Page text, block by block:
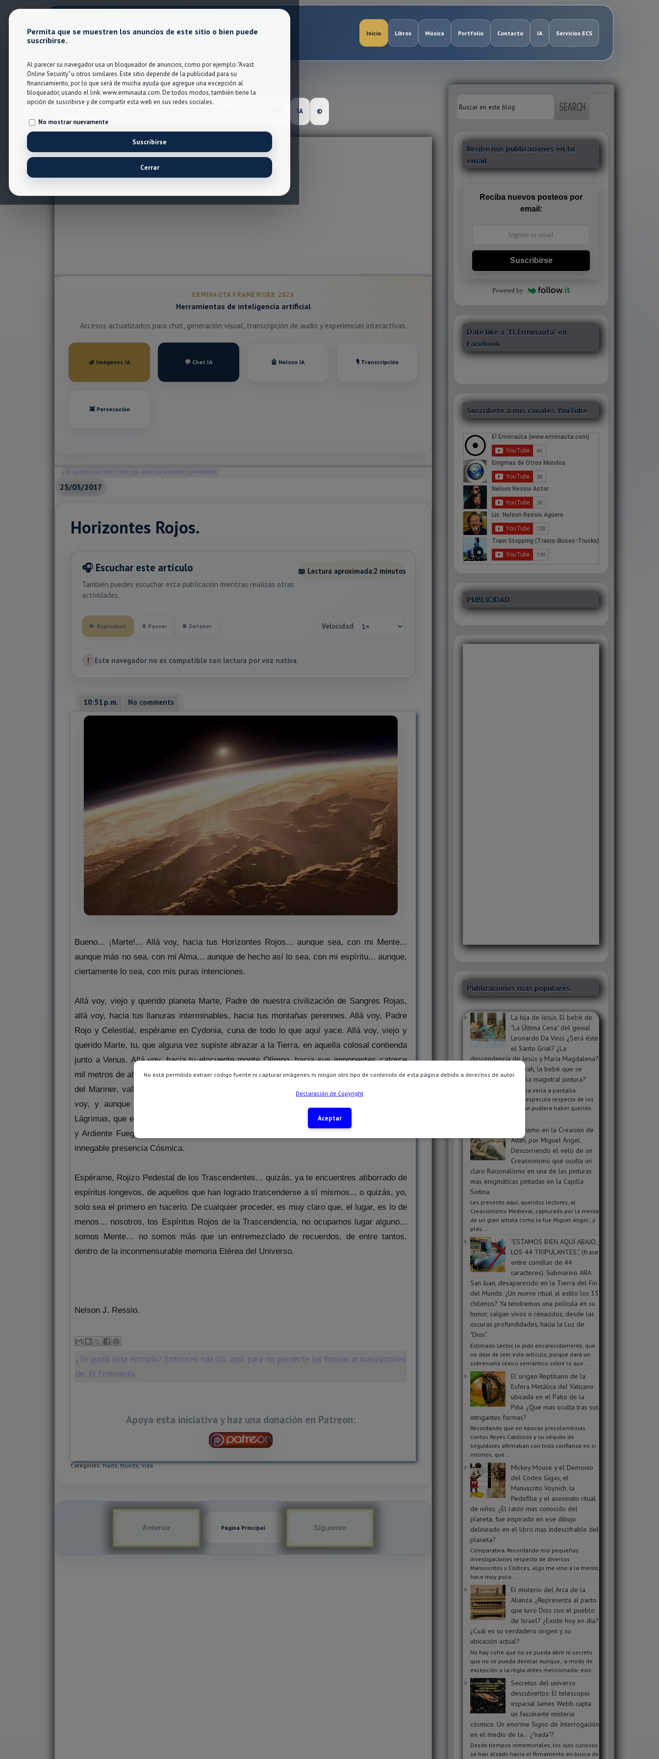
ERMINAUTA Inicio Libros Música Portfolio Contacto IA Servicios ECS
IA ©️
ERMINAUTA FRAMEWORK 2026
Herramientas de inteligencia artificial
Accesos actualizados para chat, generación visual, transcripción de audio y experiencias interactivas.
🌿 Imágenes IA 💬 Chat IA 🤖 Nelson IA 🎙️ Transcripción
👾 Persecución
¿Te gustó esta Web? Haz clic aquí para recibir novedades.
25/03/2017
Horizontes Rojos.
🎧 Escuchar este artículo
También puedes escuchar esta publicación mientras realizas otras
actividades.
📖 Lectura aproximada:2 minutos
▶ Reproducir ⏸ Pausar ⏹ Detener Velocidad
! Este navegador no es compatible con lectura por voz nativa.
10:51 p.m. No comments
Bueno... ¡Marte!... Allá voy, hacia tus Horizontes Rojos... aunque sea, con mi Mente...
aunque más no sea, con mi Alma... aunque de hecho así lo sea, con mi espíritu... aunque,
ciertamente lo sea, con mis puras intenciones.
Allá voy, viejo y querido planeta Marte, Padre de nuestra civilización de Sangres Rojas,
allá voy, hacia tus llanuras interminables, hacia tus montañas perennes. Allá voy, Padre
Rojo y Celestial, espérame en Cydonia, cuna de todo lo que aquí yace. Allá voy, viejo y
querido Marte, tu, que alguna vez supiste abrazar a la Tierra, en aquella colosal contienda
junto a Venus. Allá voy, hacia tu elocuente monte Olimpo, hacia sus imponentes catorce
mil metros de altura, allá voy, a escalarlo para siempre, bajo la eterna mirada de los Valles
del Mariner, valles que el Olimpo ha sabido crear, luego de hacerlo consigo mismo. Allá
voy, y aunque mi Roja Sangre se entremezcle con el polvo de este gran Valle de
Lágrimas, que es nuestra Geb, que es nuestra Tierra, mi espíritu; tal como lo hace el Rojo
y Ardiente Fuego de la Eternidad con el alejado Infinito; se fusionara con el Rojo de tu
innegable presencia Cósmica.
Espérame, Rojizo Pedestal de los Trascendentes... quizás, ya te encuentres atiborrado de
espíritus longevos, de aquellos que han logrado trascenderse a sí mismos... o quizás, yo,
solo sea el primero en hacerlo. De cualquier proceder, es muy claro que, el lugar, es lo de
menos… nosotros, los Espíritus Rojos de la Trascendencia, no ocupamos lugar alguno...
somos Mente… no somos más que un entremezclado de recuerdos, de entre tantos,
dentro de la inconmensurable memoria Etérea del Universo.
Nelson J. Ressio.
¿Te gustó esta entrada? Entonces haz clic aquí para no perderte las futuras actualizaciones
de: El Erminauta.
Apoya esta iniciativa y haz una donación en Patreon:
Categories:Marte,Muerte,Vida
Página Principal
Recibe mis publicaciones en tu
email
Reciba nuevos posteos por
email:
Suscribirse
Powered by
Dale like a "El Erminauta" en
Facebook
Suscribete a mis canales YouTube
PUBLICIDAD
Publicaciones mas populares
La hija de Jesús. El bebé de
"La Última Cena" del genial
Leonardo Da Vinci. ¿Será éste
el Santo Grial? ¿La
descendencia de Jesús y María Magdalena?
¿Será Sophie o Sarah, la bebé que se
oculta dentro de esa magistral pintura?
Clic en la imagen para verla a pantalla
completa. Mucho se especula respecto de los
mensajes ocultos que pudiera haber querido
Ocultismo en la Creación de
Adán, por Miguel Ángel.
Descorriendo el velo de un
Creacionismo que oculta un
claro Racionalismo en una de las pinturas
mas enigmáticas pintadas en la Capilla
Sixtina.
Les presento aquí, queridos lectores, al
Creacionismo Medieval, capturado por la mente
de un gran artista como lo fue Miguel Ángel , y
plas...
"ESTAMOS BIEN AQUÍ ABAJO,
LOS 44 TRIPULANTES.", (frase
entre comillas de 44
caracteres). Submarino ARA
San Juan, desaparecido en la Tierra del Fin
del Mundo. ¿Un nuevo ritual al estilo los 33
chilenos? Ya tendremos una película en su
honor, salgan vivos o renacidos, desde las
oscuras profundidades, hacia la Luz de
"Dios".
Estimado Lector, le pido encarecidamente, que
no deje de leer este artículo, porque dará un
sobrevuelo léxico semántico sobre lo que ...
El origen Reptiliano de la
Esfera Metálica del Vaticano
ubicada en el Patio de la
Piña. ¿Que mas oculta tras sus
intrigantes formas?
Recordando que en épocas precolombinas
ciertos Reyes Católicos y su séquito de
seguidores afirmaban con toda confianza en si
mismos, que...
Mickey Mouse y el Demonio
del Codex Gigas, el
Manuscrito Voynich, la
Pedofilia y el asesinato ritual
de niños. ¿El ratón mas conocido del
planeta, fue inspirado en ese dibujo
delineado en el libro mas indescifrable del
planeta?
Comparativa. Recordando mis pequeñas
investigaciones respecto de diversos
Manuscritos y Códices, algo me vino a la mente,
hace muy poco...
El misterio del Arca de la
Alianza. ¿Representa al pacto
que tuvo Dios con el pueblo
de Israel? ¿Existe hoy en día?
¿Cuál es su verdadero origen y su
ubicación actual?
No hay cofre que no se pueda abrir ni secreto
que no se pueda develar. Aunque, -a modo de
excepción a la regla antes mencionada-, exis...
Secretos del universo
descubiertos: El telescopio
espacial James Webb capta
un fascinante misterio
cósmico. Un enorme Signo de Interrogación
en el medio de la... ¿"nada"?
Desde tiempos inmemoriales, los ojos curiosos
se han alzado hacia el firmamento en busca de
Permita que se muestren los anuncios de este sitio o bien puede
suscribirse.
Al parecer su navegador usa un bloqueador de anuncios, como por ejemplo: "Avast
Online Security" u otros similares. Este sitio depende de la publicidad para su
financiamiento, por lo que será de mucha ayuda que agregue una excepción al
bloqueador, usando el link: www.erminauta.com. De todos modos, también tiene la
opción de suscribirse y de compartir esta web en sus redes sociales.
No mostrar nuevamente
Suscribirse
Cerrar
No está permitido extraer código fuente ni capturar imágenes ni ningún otro tipo de contenido de esta página debido a derechos de autor.
Declaración de Copyright
Aceptar